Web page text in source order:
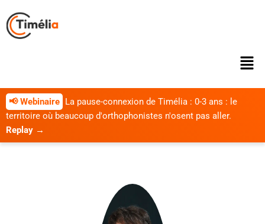
📢 Webinaire
La pause-connexion de Timélia : 0-3 ans : le
territoire où beaucoup d'orthophonistes n'osent pas aller.
Replay →